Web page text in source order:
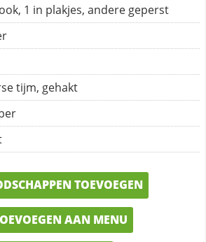
1 in plakjes, andere geperst
tijm, gehakt
TOEVOEGEN
AAN MENU